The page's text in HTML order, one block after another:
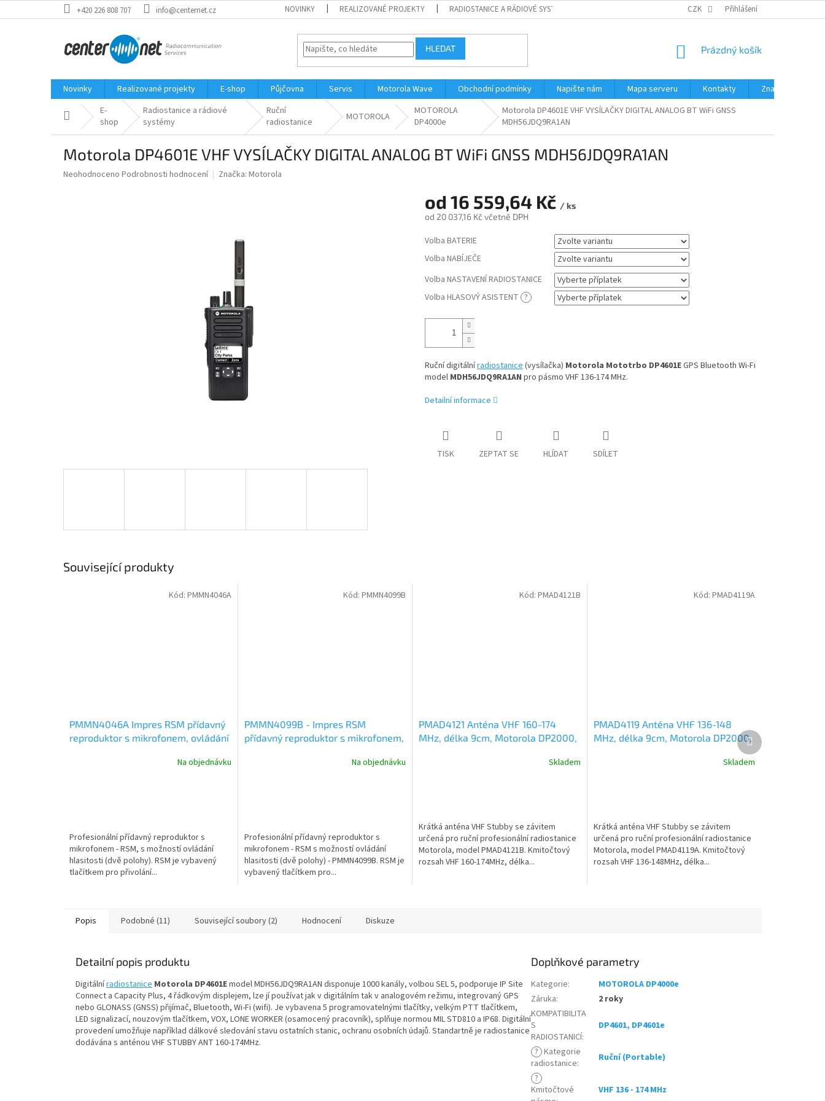
na
+420 226 808 707 info@centernet.cz NOVINKY REALIZOVANÉ PROJEKTY RADIOSTANICE A RÁDIOVÉ SYSTÉMY PŘÍSLUŠENSTVÍ RUČNÍ RADIOSTANICE PŮJČOVNA
CZK Přihlášení
HLEDAT
NÁKUPNÍ
Prázdný košík
Novinky Realizované projekty E-shop Půjčovna Servis Motorola Wave Obchodní podmínky Napište nám Mapa serveru Kontakty Značky
Domů E-
shop
Radiostanice a rádiové
systémy
Ruční
radiostanice
MOTOROLA
MOTOROLA
DP4000e
Motorola DP4601E VHF VYSÍLAČKY DIGITAL ANALOG BT WiFi GNSS
MDH56JDQ9RA1AN
Motorola DP4601E VHF VYSÍLAČKY DIGITAL ANALOG BT WiFi GNSS MDH56JDQ9RA1AN
Průměrné
Neohodnoceno Podrobnosti hodnocení Značka: Motorola
od 16 559,64 Kč / ks
od 20 037,16 Kčvčetně DPH
cena:
Volba BATERIE
Volba NABÍJEČE
Volba NASTAVENÍ RADIOSTANICE
Volba HLASOVÝ ASISTENT ?
Ruční digitálníradiostanice(vysílačka) Motorola Mototrbo DP4601EGPS Bluetooth Wi-Fi
model MDH56JDQ9RA1AN pro pásmo VHF 136-174 MHz.
Detailní informace
TISK ZEPTAT SE HLÍDAT SDÍLET
Související produkty
PMMN4046A Impres RSM přídavný
reproduktor s mikrofonem, ovládání
Na objednávku
Profesionální přídavný reproduktor s
mikrofonem - RSM, s možností ovládání
hlasitosti (dvě polohy). RSM je vybavený
tlačítkem pro přivolání...
Kód: PMMN4046A
PMMN4099B - Impres RSM
přídavný reproduktor s mikrofonem,
Na objednávku
Profesionální přídavný reproduktor s
mikrofonem - RSM s možností ovládání
hlasitosti (dvě polohy) - PMMN4099B. RSM je
vybavený tlačítkem pro...
Kód: PMMN4099B
PMAD4121 Anténa VHF 160-174
MHz, délka 9cm, Motorola DP2000,
Skladem
Krátká anténa VHF Stubby se závitem
určená pro ruční profesionální radiostanice
Motorola, model PMAD4121B. Kmitočtový
rozsah VHF 160-174MHz, délka...
Kód: PMAD4121B
PMAD4119 Anténa VHF 136-148
MHz, délka 9cm, Motorola DP2000,
Skladem
Krátká anténa VHF Stubby se závitem
určená pro ruční profesionální radiostanice
Motorola, model PMAD4119A. Kmitočtový
rozsah VHF 136-148MHz, délka...
Kód: PMAD4119A
Další
produkt
Popis Podobné (11) Související soubory (2) Hodnocení Diskuze
Detailní popis produktu
Digitálníradiostanice Motorola DP4601Emodel MDH56JDQ9RA1AN disponuje 1000 kanály, volbou SEL 5, podporuje IP Site
Connect a Capacity Plus, 4 řádkovým displejem, lze jí používat jak v digitálním tak v analogovém režimu, integrovaný GPS
nebo GLONASS (GNSS) přijímač, Bluetooth, Wi-Fi (wifi). Je vybavena 5 programovatelnými tlačítky, velkým PTT tlačítkem,
LED signalizací, nouzovým tlačítkem, VOX, LONE WORKER (osamocený pracovník), splňuje normou MIL STD810 a IP68. Digitální
provedení umožňuje například dálkové sledování stavu ostatních stanic, ochranu osobních údajů. Standartně je radiostanice
dodávána s anténou VHF STUBBY ANT 160-174MHz.
Doplňkové parametry
Kategorie:
MOTOROLA DP4000e
Záruka:
2 roky
KOMPATIBILITA
S
RADIOSTANICÍ:
DP4601, DP4601e
? Kategorie
radiostanice:
Ruční (Portable)
?
Kmitočtové
VHF 136 - 174 MHz